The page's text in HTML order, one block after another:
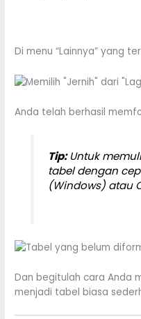
Di menu “Lainnya” yang
Anda telah berhasil
Tip:Untuk
tabel dengan
(Windows) atau
Dan begitulah cara Anda
menjadi tabel biasa